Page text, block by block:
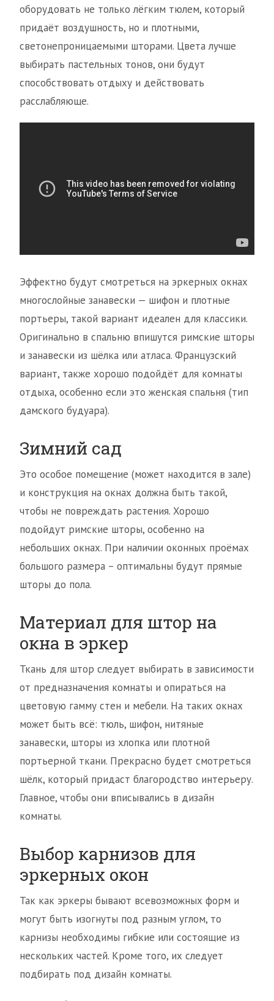
оборудовать не только лёгким тюлем, который
придаёт воздушность, но и плотными,
светонепроницаемыми шторами. Цвета лучше
выбирать пастельных тонов, они будут
способствовать отдыху и действовать
расслабляюще.
Эффектно будут смотреться на эркерных окнах
многослойные занавески — шифон и плотные
портьеры, такой вариант идеален для классики.
Оригинально в спальню впишутся римские шторы
и занавески из шёлка или атласа. Французский
вариант, также хорошо подойдёт для комнаты
отдыха, особенно если это женская спальня (тип
дамского будуара).
Зимний сад
Это особое помещение (может находится в зале)
и конструкция на окнах должна быть такой,
чтобы не повреждать растения. Хорошо
подойдут римские шторы, особенно на
небольших окнах. При наличии оконных проёмах
большого размера – оптимальны будут прямые
шторы до пола.
Материал для штор на
окна в эркер
Ткань для штор следует выбирать в зависимости
от предназначения комнаты и опираться на
цветовую гамму стен и мебели. На таких окнах
может быть всё: тюль, шифон, нитяные
занавески, шторы из хлопка или плотной
портьерной ткани. Прекрасно будет смотреться
шёлк, который придаст благородство интерьеру.
Главное, чтобы они вписывались в дизайн
комнаты.
Выбор карнизов для
эркерных окон
Так как эркеры бывают всевозможных форм и
могут быть изогнуты под разным углом, то
карнизы необходимы гибкие или состоящие из
нескольких частей. Кроме того, их следует
подбирать под дизайн комнаты.